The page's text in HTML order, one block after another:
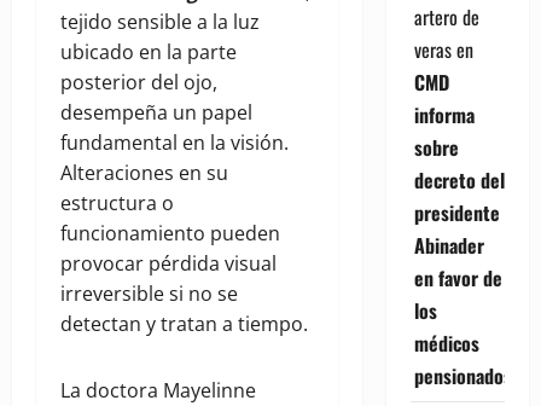
tejido sensible a la luz
ubicado en la parte
posterior del ojo,
desempeña un papel
fundamental en la visión.
Alteraciones en su
estructura o
funcionamiento pueden
provocar pérdida visual
irreversible si no se
detectan y tratan a tiempo.
La doctora Mayelinne
artero de
verasen
CMD
informa
sobre
decreto del
presidente
Abinader
en favor de
los
médicos
pensionados